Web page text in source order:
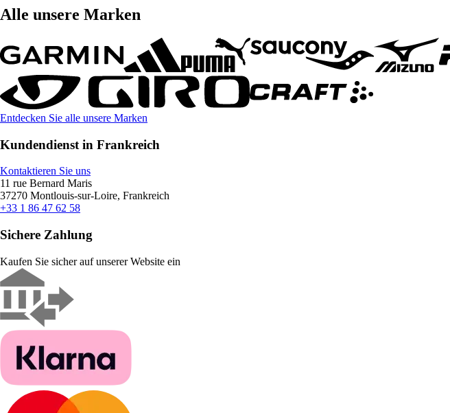
Alle unsere Marken
Entdecken Sie alle unsere Marken
Kundendienst in Frankreich
Kontaktieren Sie uns
11 rue Bernard Maris
37270 Montlouis-sur-Loire, Frankreich
+33 1 86 47 62 58
Sichere Zahlung
Kaufen Sie sicher auf unserer Website ein